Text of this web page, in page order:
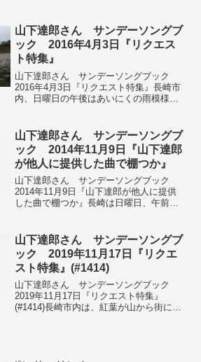
火砕流が発生し、その後復興を進める
中、平成...
山下達郎さん サンデーソングブ
ック 2016年4月3日『リクエス
ト特集』
山下達郎さん サンデーソングブック
2016年4月3日『リクエスト特集』長崎市
内、日曜日の午後はあいにくの雨模様。
を満喫してきました。28年前だっと思い
ますが、ここで植...
山下達郎さん サンデーソングブ
ック 2014年11月9日『山下達郎
が他人に提供した曲で棚つか』
山下達郎さん サンデーソングブック
2014年11月9日『山下達郎が他人に提供
した曲で棚つか』長崎は日曜日、午前中
揃いで堪能しました。楽曲の演奏者、ス
タジオミュージシャ...
山下達郎さん サンデーソングブ
ック 2019年11月17日『リクエ
スト特集』(#1414)
山下達郎さん サンデーソングブック
2019年11月17日『リクエスト特集』
(#1414)長崎市内は、紅葉が山から街に降